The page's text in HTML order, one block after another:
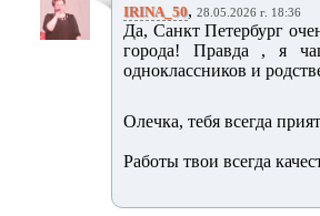
IRINA_50, 28.05.2026 г. 18:36
Да, Санкт Петербург
города! Правда , я
одноклассников и
Олечка, тебя всегда
Работы твои всегда